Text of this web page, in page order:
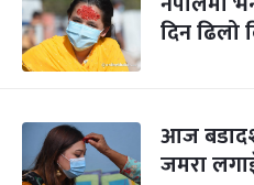
दिन ढिलो
आज
जमरा